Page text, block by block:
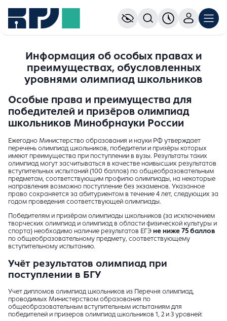
Информация об особых правах и
преимуществах, обусловленных
уровнями олимпиад школьников
Особые права и преимущества для
победителей и призёров олимпиад
школьников Минобрнауки России
Ежегодно Министерство образования и науки РФ утверждает
перечень олимпиад школьников, победители и призёры которых
имеют преимущества при поступлении в вузы. Результаты таких
олимпиад могут засчитываться в качестве наивысших результатов
вступительных испытаний (100 баллов) по общеобразовательным
предметам, соответствующим профилю олимпиады, на некоторые
направления возможно поступление без экзаменов. Указанное
право сохраняется за абитуриентом в течение 4 лет, следующих за
годом проведения соответствующей олимпиады.
Победителям и призёрам олимпиады школьников (за исключением
творческих олимпиад и олимпиад в области физической культуры и
спорта) необходимо наличие результатов ЕГЭ не ниже 75 баллов
по общеобразовательному предмету, соответствующему
вступительному испытанию.
Учёт результатов олимпиад при
поступлении в БГУ
Учет дипломов олимпиад школьников из Перечня олимпиад,
проводимых Министерством образования по
общеобразовательным вступительным испытаниям для
победителей и призеров олимпиад школьников 1, 2 и 3 уровней: